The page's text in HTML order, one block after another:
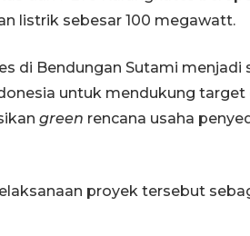
listrik sebesar 100 megawatt.
di Bendungan Sutami menjadi
untuk mendukung target
green rencana usaha
proyek tersebut
Pameran